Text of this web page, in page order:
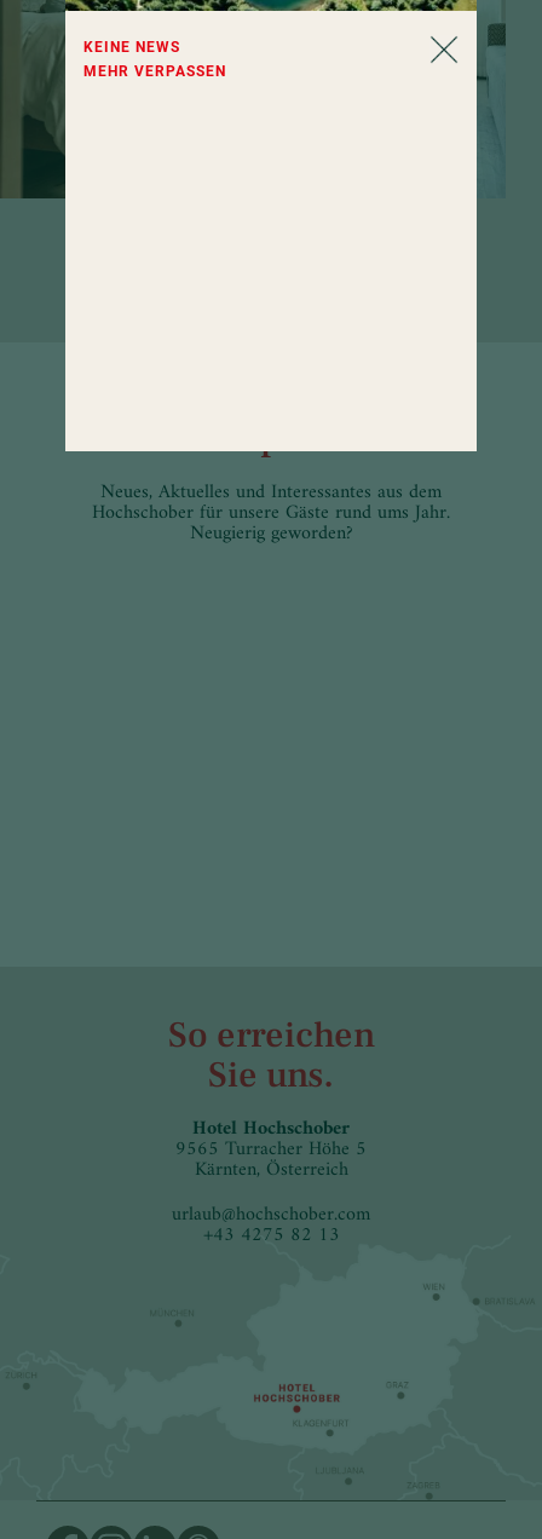
KEINE NEWS
MEHR VERPASSEN
& inspiriert
Neues, Aktuelles und Interessantes aus dem
Hochschober für unsere Gäste rund ums Jahr.
Neugierig geworden?
So erreichen
Sie uns.
Hotel Hochschober
9565 Turracher Höhe 5
Kärnten, Österreich
urlaub@hochschober.com
+43 4275 82 13